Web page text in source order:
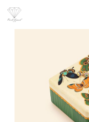
Aller
contenu